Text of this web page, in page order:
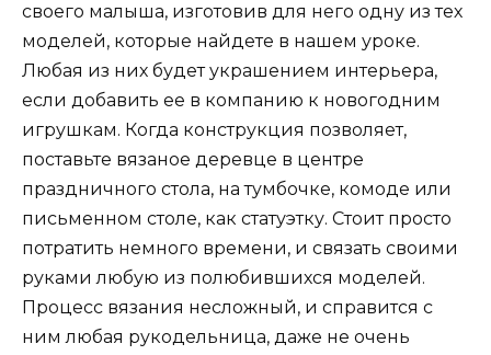
своего малыша, изготовив для него одну из тех
моделей, которые найдете в нашем уроке.
Любая из них будет украшением интерьера,
если добавить ее в компанию к новогодним
игрушкам. Когда конструкция позволяет,
поставьте вязаное деревце в центре
праздничного стола, на тумбочке, комоде или
письменном столе, как статуэтку. Стоит просто
потратить немного времени, и связать своими
руками любую из полюбившихся моделей.
Процесс вязания несложный, и справится с
ним любая рукодельница, даже не очень